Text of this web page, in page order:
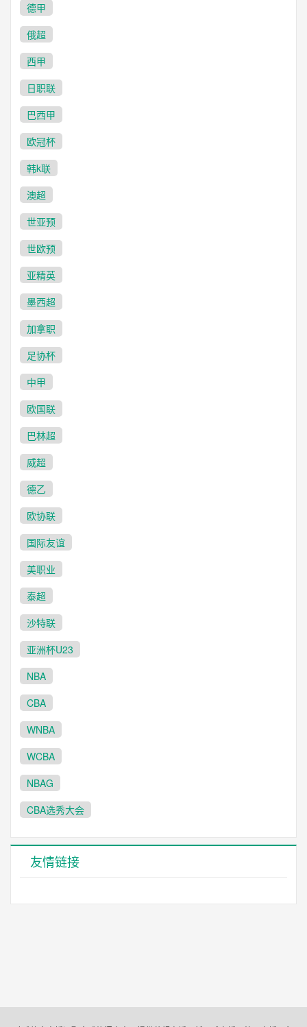
德甲
俄超
西甲
日职联
巴西甲
欧冠杯
韩k联
澳超
世亚预
世欧预
亚精英
墨西超
加拿职
足协杯
中甲
欧国联
巴林超
威超
德乙
欧协联
国际友谊
美职业
泰超
沙特联
亚洲杯U23
NBA
CBA
WNBA
WCBA
NBAG
CBA选秀大会
友情链接